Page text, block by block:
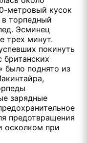
метровый кусок
торпедный
Эсминец
трех минут.
покинуть
было поднято из
зарядные
предотвращения
осколком при